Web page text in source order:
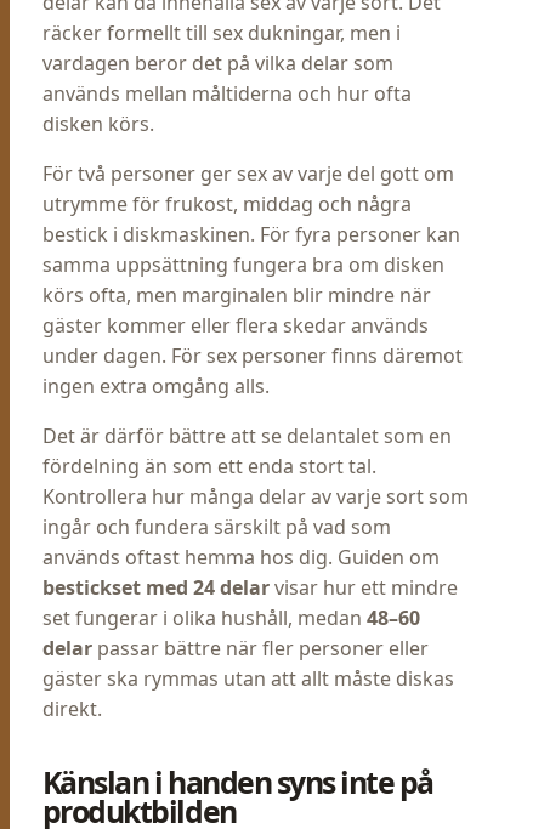
räcker formellt till sex dukningar, men i
vardagen beror det på vilka delar som
används mellan måltiderna och hur ofta
disken körs.
För två personer ger sex av varje del gott om
utrymme för frukost, middag och några
bestick i diskmaskinen. För fyra personer kan
samma uppsättning fungera bra om disken
körs ofta, men marginalen blir mindre när
gäster kommer eller flera skedar används
under dagen. För sex personer finns däremot
ingen extra omgång alls.
Det är därför bättre att se delantalet som en
fördelning än som ett enda stort tal.
Kontrollera hur många delar av varje sort som
ingår och fundera särskilt på vad som
används oftast hemma hos dig. Guiden om
bestickset med 24 delarvisar hur ett mindre
set fungerar i olika hushåll, medan 48–60
delarpassar bättre när fler personer eller
gäster ska rymmas utan att allt måste diskas
direkt.
Känslan i handen syns inte på
produktbilden